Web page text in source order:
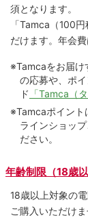
須となります。
「Tamca （100円
だけます。 年会費
※Tamcaをお届け
の応募や、ポ
ド 「Tamca（
※Tamcaポイント
ラインショッ
ださい。
年齢制限（18歳
18歳以上対象の
ご購入いただけま